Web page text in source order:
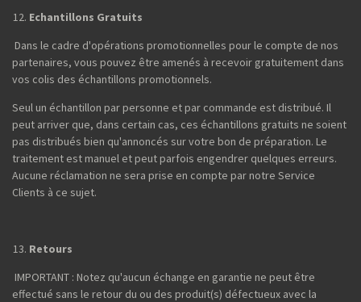
Echantillons Gratuits
Dans le cadre d'opérations promotionnelles pour le compte de nos
partenaires, vous pouvez être amenés à recevoir gratuitement dans
vos colis des échantillons promotionnels.
Seul un échantillon par personne et par commande est distribué. Il
peut arriver que, dans certain cas, ces échantillons gratuits ne soient
pas distribués bien qu'annoncés sur votre bon de préparation. Le
traitement est manuel et peut parfois engendrer quelques erreurs.
Aucune réclamation ne sera prise en compte par notre Service
Clients à ce sujet.
Retours
IMPORTANT : Notez qu'aucun échange en garantie ne peut être
effectué sans le retour du ou des produit(s) défectueux avec la